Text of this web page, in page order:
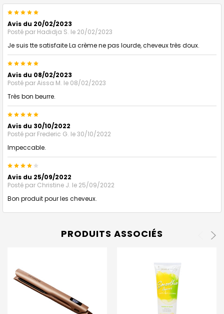
5
Avis du 20/02/2023
Posté par Hadidja S. le 20/02/2023
Je suis tte satisfaite La crème ne pas lourde, cheveux très doux.
5
Avis du 08/02/2023
Posté parAissa M. le 08/02/2023
Très bon beurre.
5
Avis du 30/10/2022
Posté par Frederic G. le 30/10/2022
Impeccable.
Avis du 25/09/2022
Posté par Christine J. le 25/09/2022
Bon produit pour les cheveux.
PRODUITS ASSOCIÉS